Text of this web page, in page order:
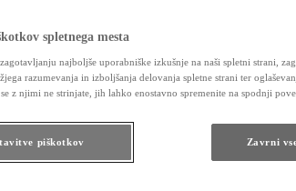
spletnega mesta
najboljše uporabniške izkušnje na naši spletni strani,
razumevanja in izboljšanja delovanja spletne strani ter
z njimi ne strinjate, jih lahko enostavno spremenite na spodnji
piškotkov Zavrni